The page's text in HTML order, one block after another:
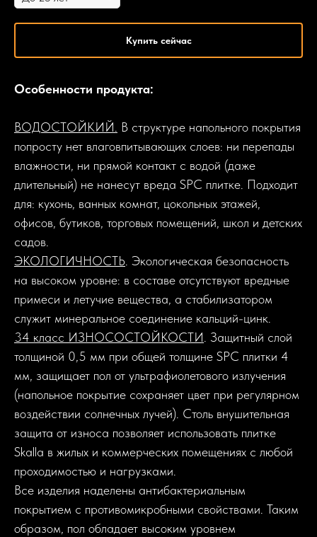
Купить сейчас
Особенности продукта:
ВОДОСТОЙКИЙ. В структуре напольного покрытия
попросту нет влаговпитывающих слоев: ни перепады
влажности, ни прямой контакт с водой (даже
длительный) не нанесут вреда SPC плитке. Подходит
для: кухонь, ванных комнат, цокольных этажей,
офисов, бутиков, торговых помещений, школ и детских
садов.
ЭКОЛОГИЧНОСТЬ . Экологическая безопасность
на высоком уровне: в составе отсутствуют вредные
примеси и летучие вещества, а стабилизатором
служит минеральное соединение кальций-цинк.
34 класс ИЗНОСОСТОЙКОСТИ . Защитный слой
толщиной 0,5 мм при общей толщине SPC плитки 4
мм, защищает пол от ультрафиолетового излучения
(напольное покрытие сохраняет цвет при регулярном
воздействии солнечных лучей). Столь внушительная
защита от износа позволяет использовать плитке
Skalla в жилых и коммерческих помещениях с любой
проходимостью и нагрузками.
Все изделия наделены антибактериальным
покрытием с противомикробными свойствами. Таким
образом, пол обладает высоким уровнем